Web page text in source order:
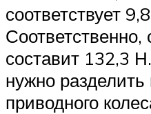
соответствует
Соответственно,
составит 132,3
нужно
приводного